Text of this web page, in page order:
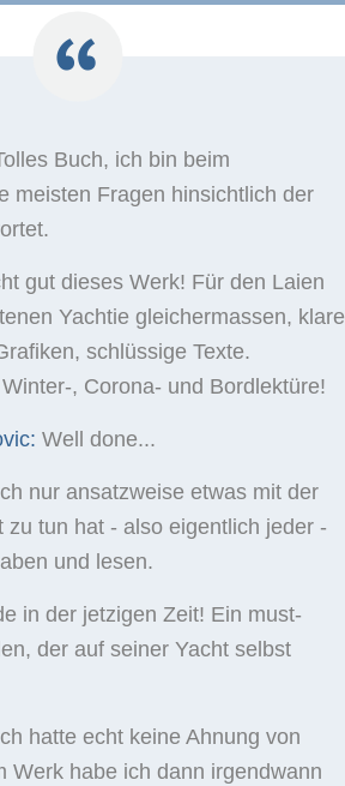
Buch, ich bin beim
meisten Fragen hinsichtlich der
gut dieses Werk! Für den Laien
Yachtie gleichermassen, klare
schlüssige Texte.
, Corona- und Bordlektüre!
Well done...
nur ansatzweise etwas mit der
zu tun hat - also eigentlich jeder -
und lesen.
in der jetzigen Zeit! Ein must-
der auf seiner Yacht selbst
hatte echt keine Ahnung von
Werk habe ich dann irgendwann